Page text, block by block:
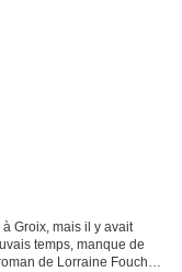
Groix, mais il y avait
temps, manque de
de Lorraine Fouchet,